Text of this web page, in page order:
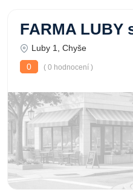
FARMA LUBY
Luby 1, Chyše
0
( 0 hodnocení )